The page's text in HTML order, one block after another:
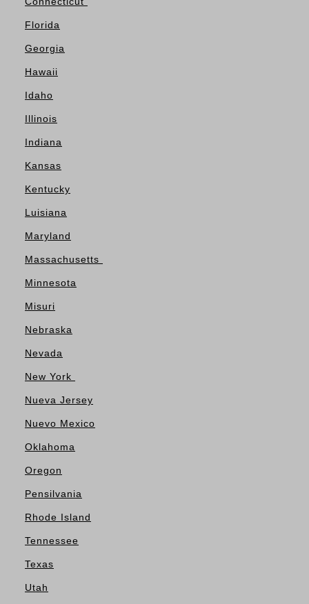
Florida
Georgia
Hawaii
Idaho
Illinois
Indiana
Kansas
Kentucky
Luisiana
Maryland
Massachusetts
Minnesota
Misuri
Nebraska
Nevada
New York
Nueva Jersey
Nuevo Mexico
Oklahoma
Oregon
Pensilvania
Rhode Island
Tennessee
Texas
Utah